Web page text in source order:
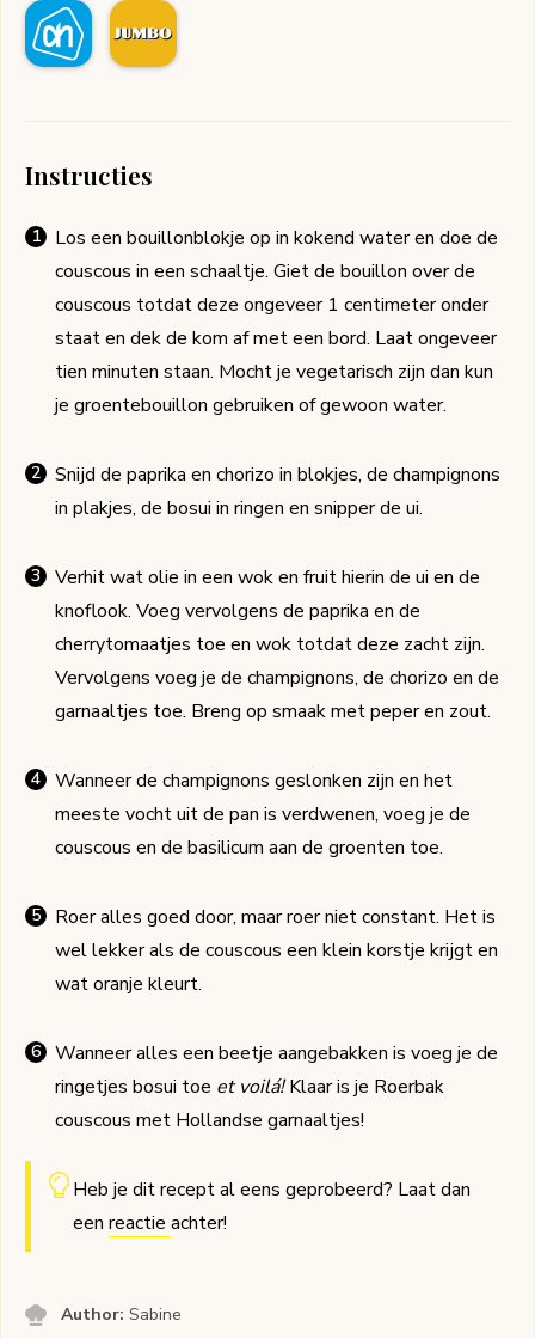
Instructies
Los een bouillonblokje op in kokend water en doe de
couscous in een schaaltje. Giet de bouillon over de
couscous totdat deze ongeveer 1 centimeter onder
staat en dek de kom af met een bord. Laat ongeveer
tien minuten staan. Mocht je vegetarisch zijn dan kun
je groentebouillon gebruiken of gewoon water.
Snijd de paprika en chorizo in blokjes, de champignons
in plakjes, de bosui in ringen en snipper de ui.
Verhit wat olie in een wok en fruit hierin de ui en de
knoflook. Voeg vervolgens de paprika en de
cherrytomaatjes toe en wok totdat deze zacht zijn.
Vervolgens voeg je de champignons, de chorizo en de
garnaaltjes toe. Breng op smaak met peper en zout.
Wanneer de champignons geslonken zijn en het
meeste vocht uit de pan is verdwenen, voeg je de
couscous en de basilicum aan de groenten toe.
Roer alles goed door, maar roer niet constant. Het is
wel lekker als de couscous een klein korstje krijgt en
wat oranje kleurt.
Wanneer alles een beetje aangebakken is voeg je de
ringetjes bosui toe et voilá!Klaar is je Roerbak
couscous met Hollandse garnaaltjes!
Heb je dit recept al eens geprobeerd? Laat dan
een reactie achter!
Author:Sabine